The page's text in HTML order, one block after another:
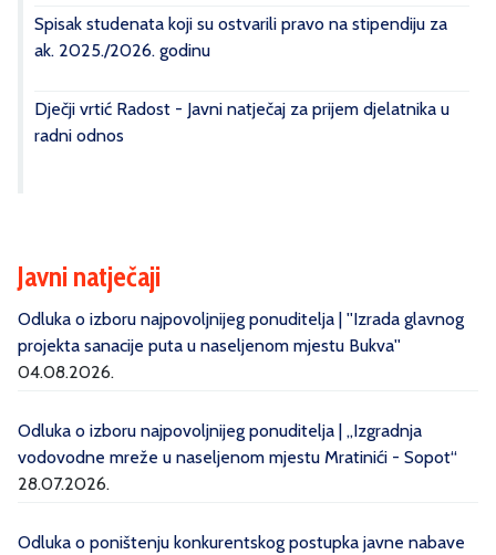
Spisak studenata koji su ostvarili pravo na stipendiju za
ak. 2025./2026. godinu
Dječji vrtić Radost - Javni natječaj za prijem djelatnika u
radni odnos
Javni natječaji
Odluka o izboru najpovoljnijeg ponuditelja | ''Izrada glavnog
projekta sanacije puta u naseljenom mjestu Bukva''
04.08.2026.
Odluka o izboru najpovoljnijeg ponuditelja | „Izgradnja
vodovodne mreže u naseljenom mjestu Mratinići - Sopot“
28.07.2026.
Odluka o poništenju konkurentskog postupka javne nabave